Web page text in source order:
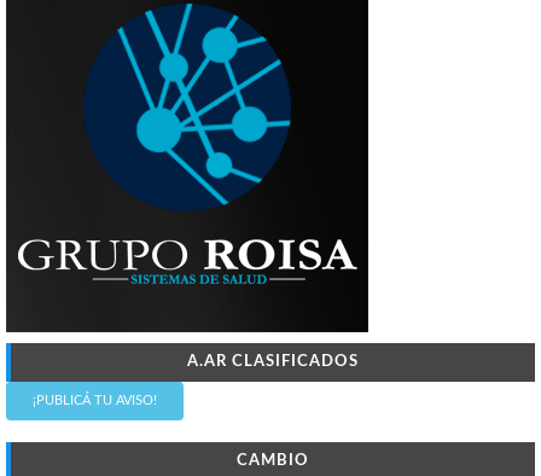
A.AR CLASIFICADOS
¡PUBLICÁ TU AVISO!
CAMBIO